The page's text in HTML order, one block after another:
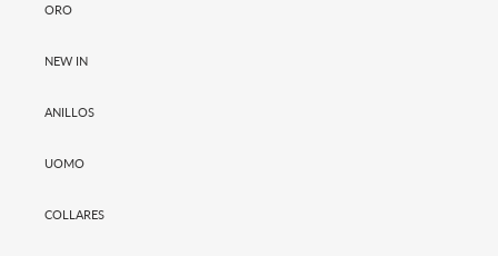
ORO
NEW IN
ANILLOS
UOMO
COLLARES